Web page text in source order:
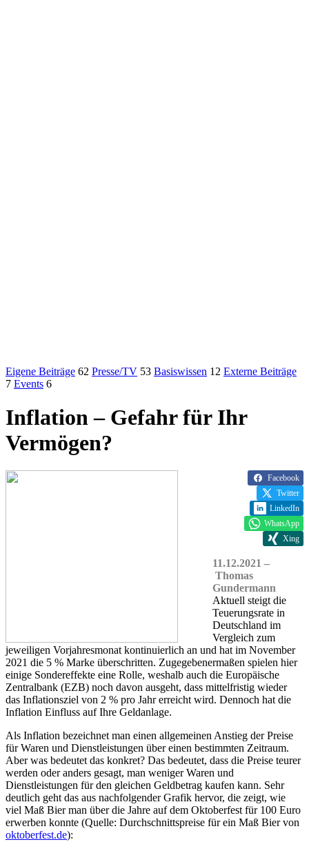
Eigene Beiträge 62 Presse/TV 53 Basiswissen 12 Externe Beiträge
7 Events 6
Inflation – Gefahr für Ihr
Vermögen?
Facebook
Twitter
LinkedIn
WhatsApp
Xing
11.12.2021 –
Thomas
Gundermann
Aktuell steigt die
Teuerungsrate in
Deutschland im
Vergleich zum
jeweiligen Vorjahresmonat kontinuierlich an und hat im November
2021 die 5 % Marke überschritten. Zugegebenermaßen spielen hier
einige Sondereffekte eine Rolle, weshalb auch die Europäische
Zentralbank (EZB) noch davon ausgeht, dass mittelfristig wieder
das Inflationsziel von 2 % pro Jahr erreicht wird. Dennoch hat die
Inflation Einfluss auf Ihre Geldanlage.
Als Inflation bezeichnet man einen allgemeinen Anstieg der Preise
für Waren und Dienstleistungen über einen bestimmten Zeitraum.
Aber was bedeutet das konkret? Das bedeutet, dass die Preise teurer
werden oder anders gesagt, man weniger Waren und
Dienstleistungen für den gleichen Geldbetrag kaufen kann. Sehr
deutlich geht das aus nachfolgender Grafik hervor, die zeigt, wie
viel Maß Bier man über die Jahre auf dem Oktoberfest für 100 Euro
erwerben konnte (Quelle: Durchschnittspreise für ein Maß Bier von
oktoberfest.de):